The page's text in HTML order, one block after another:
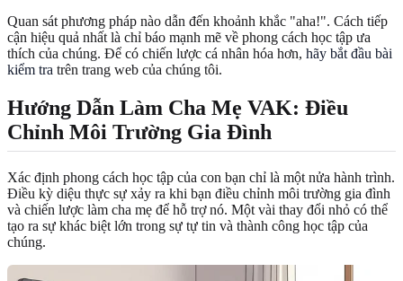
Quan sát phương pháp nào dẫn đến khoảnh khắc "aha!". Cách tiếp
cận hiệu quả nhất là chỉ báo mạnh mẽ về phong cách học tập ưa
thích của chúng. Để có chiến lược cá nhân hóa hơn, hãy bắt đầu bài
kiểm tra trên trang web của chúng tôi.
Hướng Dẫn Làm Cha Mẹ VAK: Điều
Chỉnh Môi Trường Gia Đình
Xác định phong cách học tập của con bạn chỉ là một nửa hành trình.
Điều kỳ diệu thực sự xảy ra khi bạn điều chỉnh môi trường gia đình
và chiến lược làm cha mẹ để hỗ trợ nó. Một vài thay đổi nhỏ có thể
tạo ra sự khác biệt lớn trong sự tự tin và thành công học tập của
chúng.